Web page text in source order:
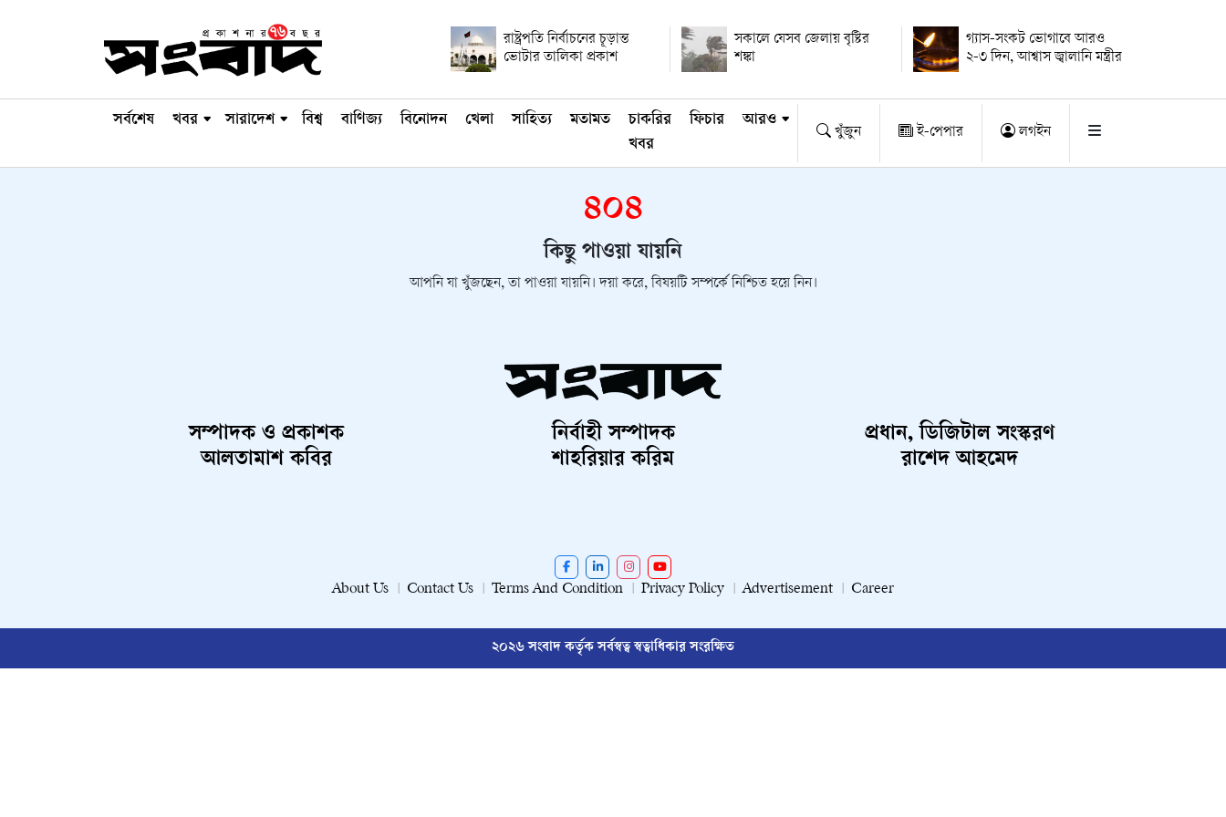
রাষ্ট্রপতি নির্বাচনের চূড়ান্ত
ভোটার তালিকা প্রকাশ
সকালে যেসব জেলায় বৃষ্টির
শঙ্কা
গ্যাস-সংকট ভোগাবে আরও
২-৩ দিন, আশ্বাস জ্বালানি মন্ত্রীর
সর্বশেষ খবর সারাদেশ বিশ্ব বাণিজ্য বিনোদন খেলা সাহিত্য মতামত
চাকরির
খবর
ফিচার আরও
খুঁজুন ই-পেপার লগইন
৪০৪
কিছু পাওয়া যায়নি
আপনি যা খুঁজছেন, তা পাওয়া যায়নি। দয়া করে, বিষয়টি সম্পর্কে নিশ্চিত হয়ে নিন।
সম্পাদক ও প্রকাশক
আলতামাশ কবির
নির্বাহী সম্পাদক
শাহরিয়ার করিম
প্রধান, ডিজিটাল সংস্করণ
রাশেদ আহমেদ
About Us Contact Us Terms And Condition Privacy Policy Advertisement Career
২০২৬ সংবাদ কর্তৃক সর্বস্বত্ব স্বত্বাধিকার সংরক্ষিত